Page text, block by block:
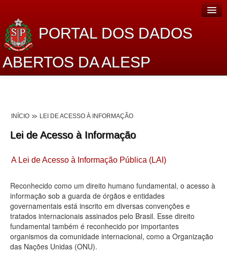
PORTAL DOS DADOS
ABERTOS DA ALESP
Lei de Acesso à Informação
Dados Governamentais Abertos
Planejamento
Catálogo de dados
Processo Legislativo
Deputados Estaduais
INÍCIO LEI DE ACESSO À INFORMAÇÃO
Lei de Acesso à Informação
A Lei de Acesso à Informação Pública (LAI)
Reconhecido como um direito humano fundamental, o acesso à
informação sob a guarda de órgãos e entidades
governamentais está inscrito em diversas convenções e
tratados internacionais assinados pelo Brasil. Esse direito
fundamental também é reconhecido por importantes
organismos da comunidade internacional, como a Organização
das Nações Unidas (ONU).